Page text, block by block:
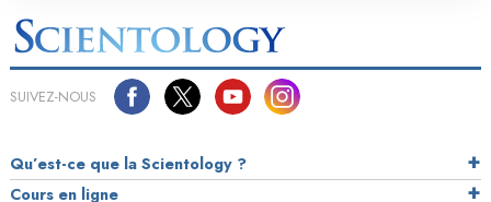
SUIVEZ-NOUS
Qu’est-ce que la Scientology ?
Cours en ligne